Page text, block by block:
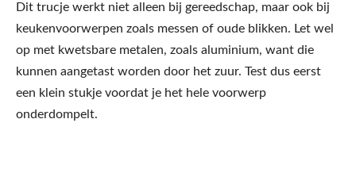
Dit trucje werkt niet alleen bij gereedschap, maar ook bij
keukenvoorwerpen zoals messen of oude blikken. Let wel
op met kwetsbare metalen, zoals aluminium, want die
kunnen aangetast worden door het zuur. Test dus eerst
een klein stukje voordat je het hele voorwerp
onderdompelt.